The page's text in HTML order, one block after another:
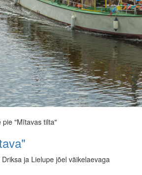
pie "Mītavas tilta"
ja Lielupe jõel väikelaevaga